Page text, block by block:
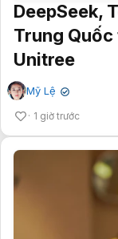
DeepSeek,
Trung Quốc
Unitree
Mỹ Lệ ✔
1 giờ trước